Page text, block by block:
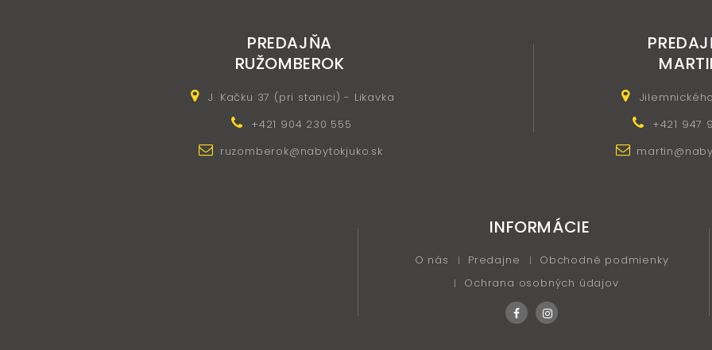
PREDAJŇA
RUŽOMBEROK
J. Kačku 37 (pri stanici) - Likavka
+421 904 230 555
ruzomberok@nabytokjuko.sk
+421 947
INFORMÁCIE
O nás Predajne
Obchodné podmienky
Ochrana osobných údajov